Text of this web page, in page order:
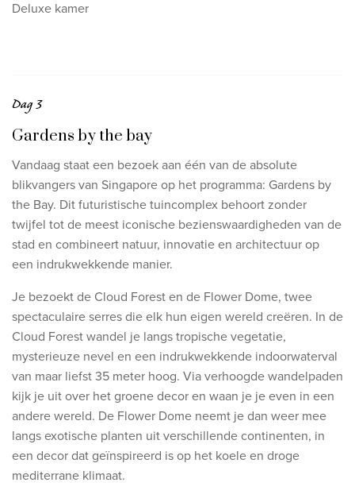
Deluxe kamer
Dag 3
Gardens by the bay
Vandaag staat een bezoek aan één van de absolute
blikvangers van Singapore op het programma: Gardens by
the Bay. Dit futuristische tuincomplex behoort zonder
twijfel tot de meest iconische bezienswaardigheden van de
stad en combineert natuur, innovatie en architectuur op
een indrukwekkende manier.
Je bezoekt de Cloud Forest en de Flower Dome, twee
spectaculaire serres die elk hun eigen wereld creëren. In de
Cloud Forest wandel je langs tropische vegetatie,
mysterieuze nevel en een indrukwekkende indoorwaterval
van maar liefst 35 meter hoog. Via verhoogde wandelpaden
kijk je uit over het groene decor en waan je je even in een
andere wereld. De Flower Dome neemt je dan weer mee
langs exotische planten uit verschillende continenten, in
een decor dat geïnspireerd is op het koele en droge
mediterrane klimaat.